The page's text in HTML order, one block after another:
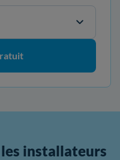
installateurs